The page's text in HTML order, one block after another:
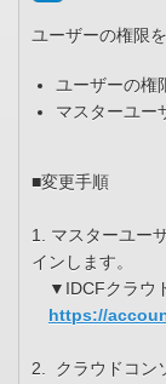
ユーザーの権限
ユーザーの権
マスターユー
■変更手順
1. マスターユー
インします。
▼IDCFクラウ
https://
2. クラウドコン